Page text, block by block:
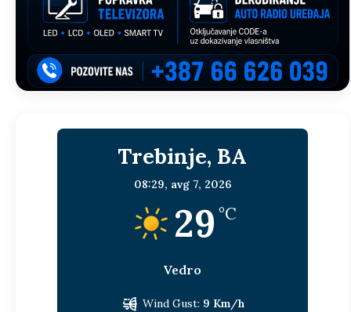
Trebinje, BA
08:29, avg 7, 2026
29 °C
Vedro
Wind Gust: 9 Km/h